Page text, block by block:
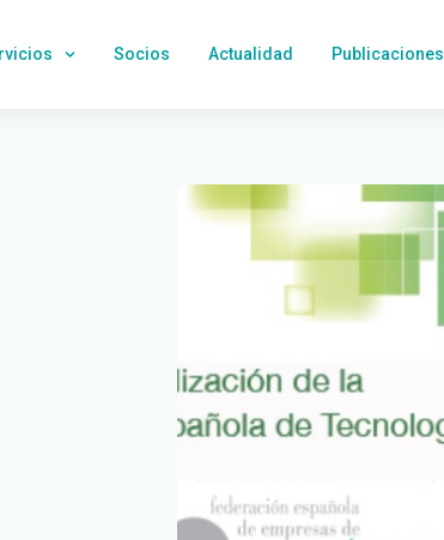
Socios Actualidad Publicaciones